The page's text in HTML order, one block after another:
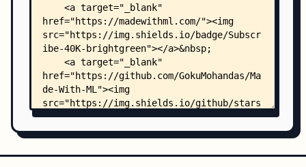
    │   ├── evaluate.py
    │   ├── models.py
    │   ├── predict.py
    │   ├── serve.py
    │   ├── train.py
    │   ├── tune.py
    │   └── utils.py
    ├── notebooks/
    │   └── clear_cell_nums.py
    ├── tests/
    │   │   ├── conftest.py